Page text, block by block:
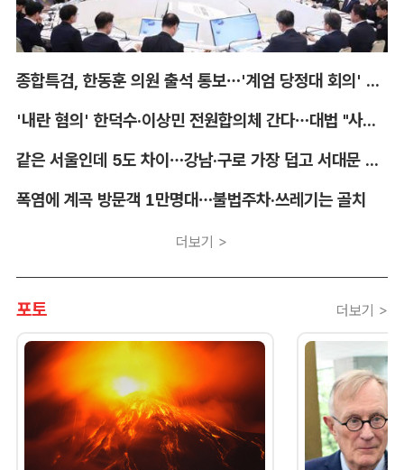
종합특검, 한동훈 의원 출석 통보…'계엄 당정대 회의' 참고인
'내란 혐의' 한덕수·이상민 전원합의체 간다…대법 "사법적 평가 필요"
같은 서울인데 5도 차이…강남·구로 가장 덥고 서대문 낮다
폭염에 계곡 방문객 1만명대…불법주차·쓰레기는 골치
더보기 >
포토 더보기 >